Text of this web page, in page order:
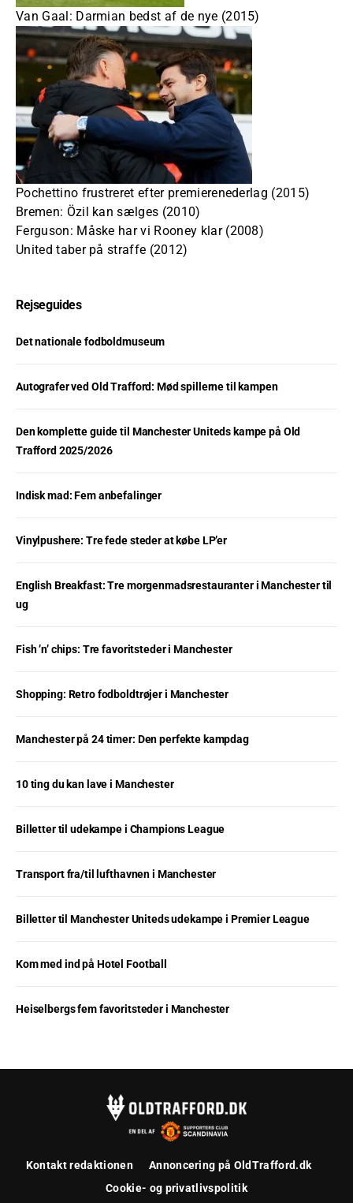
Van Gaal: Darmian bedst af de nye (2015)
Pochettino frustreret efter premierenederlag (2015)
Bremen: Özil kan sælges (2010)
Ferguson: Måske har vi Rooney klar (2008)
United taber på straffe (2012)
Rejseguides
Det nationale fodboldmuseum
Autografer ved Old Trafford: Mød spillerne til kampen
Den komplette guide til Manchester Uniteds kampe på Old
Trafford 2025/2026
Indisk mad: Fem anbefalinger
Vinylpushere: Tre fede steder at købe LP’er
English Breakfast: Tre morgenmadsrestauranter i Manchester til
ug
Fish ’n’ chips: Tre favoritsteder i Manchester
Shopping: Retro fodboldtrøjer i Manchester
Manchester på 24 timer: Den perfekte kampdag
10 ting du kan lave i Manchester
Billetter til udekampe i Champions League
Transport fra/til lufthavnen i Manchester
Billetter til Manchester Uniteds udekampe i Premier League
Kom med ind på Hotel Football
Heiselbergs fem favoritsteder i Manchester
Kontakt redaktionen
Annoncering på OldTrafford.dk
Cookie- og privatlivspolitik